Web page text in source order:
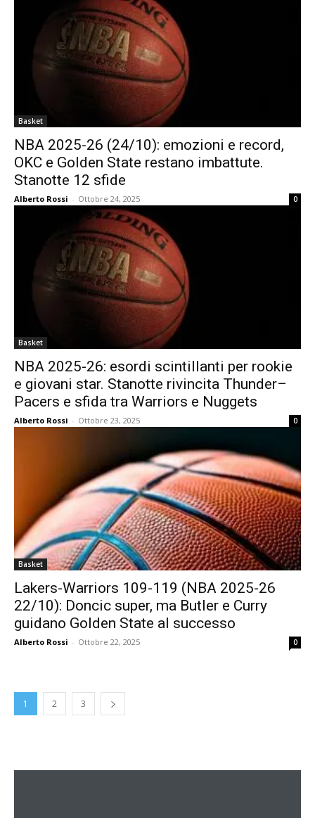
Basket
NBA 2025-26 (24/10): emozioni e record,
OKC e Golden State restano imbattute.
Stanotte 12 sfide
Alberto Rossi - Ottobre 24, 2025 0
Basket
NBA 2025-26: esordi scintillanti per rookie
e giovani star. Stanotte rivincita Thunder–
Pacers e sfida tra Warriors e Nuggets
Alberto Rossi - Ottobre 23, 2025 0
Basket
Lakers-Warriors 109-119 (NBA 2025-26
22/10): Doncic super, ma Butler e Curry
guidano Golden State al successo
Alberto Rossi - Ottobre 22, 2025 0
1 2 3